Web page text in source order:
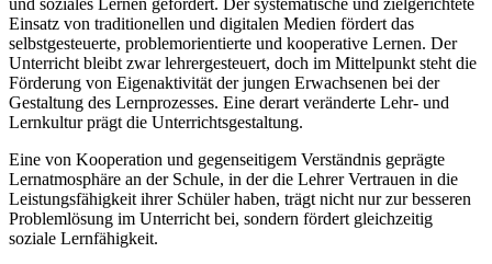
Einsatz von traditionellen und digitalen Medien fördert das
selbstgesteuerte, problemorientierte und kooperative Lernen. Der
Unterricht bleibt zwar lehrergesteuert, doch im Mittelpunkt steht die
Förderung von Eigenaktivität der jungen Erwachsenen bei der
Gestaltung des Lernprozesses. Eine derart veränderte Lehr- und
Lernkultur prägt die Unterrichtsgestaltung.
Eine von Kooperation und gegenseitigem Verständnis geprägte
Lernatmosphäre an der Schule, in der die Lehrer Vertrauen in die
Leistungsfähigkeit ihrer Schüler haben, trägt nicht nur zur besseren
Problemlösung im Unterricht bei, sondern fördert gleichzeitig
soziale Lernfähigkeit.